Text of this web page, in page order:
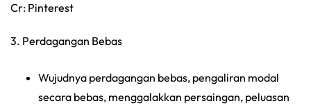
Cr: Pinterest
3. Perdagangan Bebas
Wujudnya perdagangan bebas, pengaliran modal
secara bebas, menggalakkan persaingan, peluasan